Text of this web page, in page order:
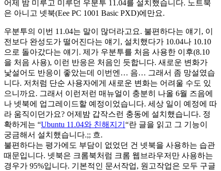
어제 밤 미루고 미루던 우분투 11.04를 설치했습니다. 노트북
은 아니고 넷북(Eee PC 1001 Basic PXD)에만요.
우분투의 이번 11.04는 말이 많더라고요. 불편하다는 얘기, 이
전보다 완성도가 떨어진다는 얘기, 설치했다가 10.04나 10.10
으로 돌아갔다는 얘기. 제가 우분투를 처음 사용한 이후(8.10
을 처음 사용), 이런 반응은 처음인 듯합니다. 새로운 변화가
낯설어도 반응이 좋았는데 이번엔… 음… 그래서 좀 망설였습
니다. 저처럼 단순 사용자에게 새로운 변화는 어려울 수도 있
으니까요. 그래서 이런저런 매뉴얼이 충분히 나올 6월 즈음에
나 넷북에 업그레이드할 예정이었습니다. 세상 일이 예정에 따
라 움직이던가요? 어제밤 갑작스런 충동에 설치했습니다. 정
확하게는 “Ubuntu 11.04와 친해지기 “란 글을 읽고 그 기능이
궁금해서 설치했습니다.;; 흐.
불편하다는 평가에도 부담이 없었던 건 넷북을 사용하는 습관
때문입니다. 넷북은 크롬북처럼 크롬 웹브라우저만 사용하는
경우가 95%입니다. 기본적인 문서작업, 원고작업은 모두 구글